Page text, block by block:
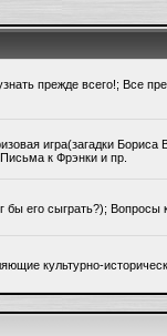
прежде всего!; Все
игра(загадки
к Фрэнки и пр.
его сыграть?);
культурно-